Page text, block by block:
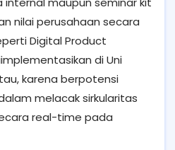
nilai perusahaan secara
Digital Product
di Uni
karena berpotensi
melacak sirkularitas
real-time pada